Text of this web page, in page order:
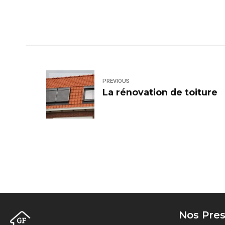
PREVIOUS
La rénovation de toiture
Nos